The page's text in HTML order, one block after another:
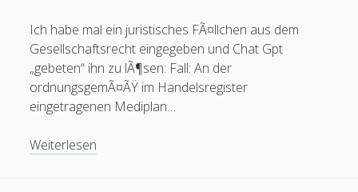
spam thai Twitter update urheberrecht
Video WikiWordpress Ã¤gypten
Blogroll
Blackboard-Moodle-Converter
Ich habe mal ein juristisches FÃ¤llchen aus dem
Gesellschaftsrecht eingegeben und Chat Gpt
„gebeten“ ihn zu lÃ¶sen: Fall: An der
ordnungsgemÃ¤ÃŸ im Handelsregister
eingetragenen Mediplan…
Weiterlesen